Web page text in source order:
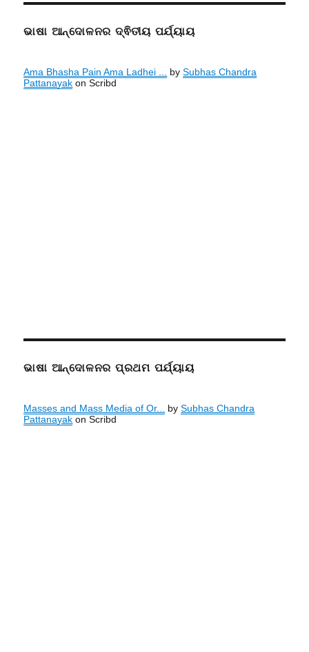
ଭାଷା ଆନ୍ଦୋଳନର ଦ୍ଵିତୀୟ ପର୍ଯ୍ୟାୟ
Ama Bhasha Pain Ama Ladhei ... bySubhas Chandra
Pattanayak on Scribd
ଭାଷା ଆନ୍ଦୋଳନର ପ୍ରଥମ ପର୍ଯ୍ୟାୟ
Masses and Mass Media of Or... bySubhas Chandra
Pattanayak on Scribd